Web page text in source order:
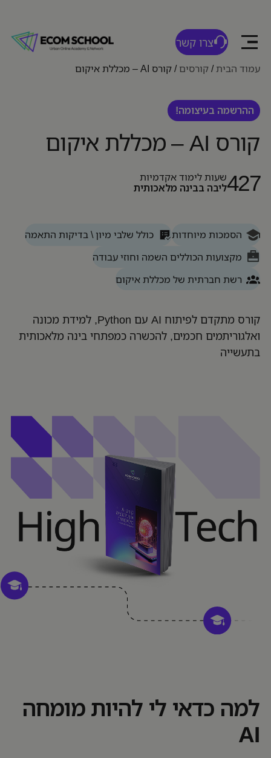
צרו קשר
עמוד הבית/קורסים/קורס AI – מכללת איקום
ההרשמה בעיצומה!
קורס AI – מכללת איקום
427שעות לימוד אקדמיות
ליבה בבינה מלאכותית
הסמכות מיוחדות
כולל שלבי מיון \ בדיקות התאמה
מקצועות הכוללים השמה וחוזי עבודה
רשת חברתית של מכללת איקום
קורס מתקדם לפיתוח AI עם Python, למידת מכונה
ואלגוריתמים חכמים, להכשרה כמפתחי בינה מלאכותית
בתעשייה
למה כדאי לי להיות מומחה
AI